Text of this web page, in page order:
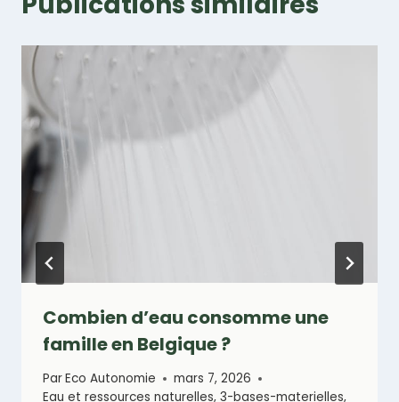
Combien d’eau consomme une
famille en Belgique ?
ParEco Autonomie
mars 7, 2026
Eau et ressources naturelles, 3-bases-materielles,